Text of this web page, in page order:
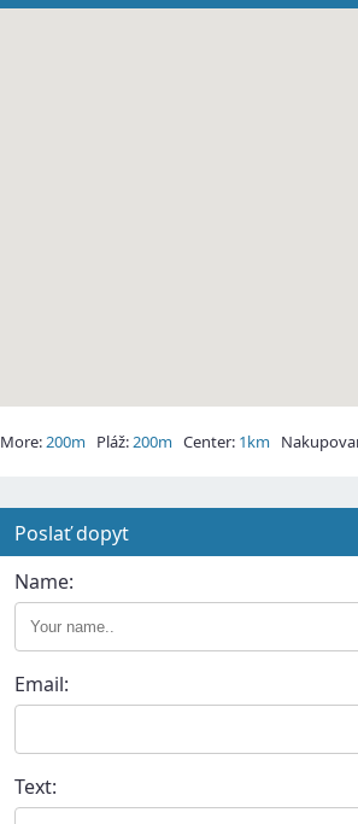
More:200m Pláž:200m Center: 1km
Poslať dopyt
Name:
Email:
Text: